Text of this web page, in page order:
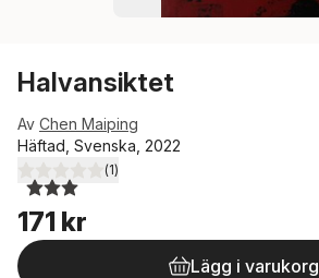
Halvansiktet
Av Chen Maiping
Häftad, Svenska, 2022
3,0utav 5 stjärnor. Totalt antal röster:
(1)
171 kr
Lägg i varukorg